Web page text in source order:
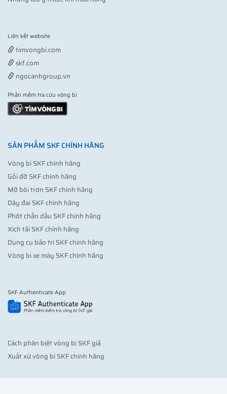
Liên kết website
timvongbi.com
skf.com
ngocanhgroup.vn
Phần mềm tra cứu vòng bi
SẢN PHẨM SKF CHÍNH HÃNG
Vòng bi SKF chính hãng
Gối đỡ SKF chính hãng
Mỡ bôi trơn SKF chính hãng
Dây đai SKF chính hãng
Phớt chắn dầu SKF chính hãng
Xích tải SKF chính hãng
Dụng cụ bảo trì SKF chính hãng
Vòng bi xe máy SKF chính hãng
SKF Authenticate App
Cách phân biệt vòng bi SKF giả
Xuất xứ vòng bi SKF chính hãng